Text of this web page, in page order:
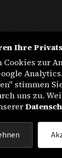
Ihre
zur
stimmen
uns zu.